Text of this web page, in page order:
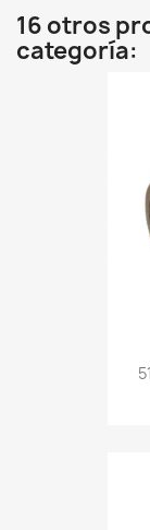
16 otros
categoría: